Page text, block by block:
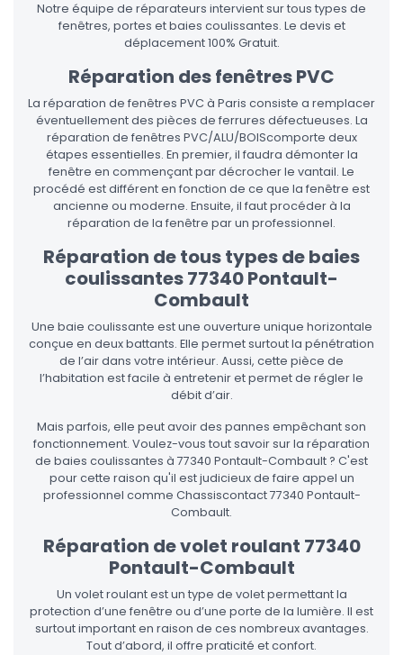
Notre équipe de réparateurs intervient sur tous types de
fenêtres, portes et baies coulissantes. Le devis et
déplacement 100% Gratuit.
Réparation des fenêtres PVC
La réparation de fenêtres PVC à Paris consiste a remplacer
éventuellement des pièces de ferrures défectueuses. La
réparation de fenêtres PVC/ALU/BOIScomporte deux
étapes essentielles. En premier, il faudra démonter la
fenêtre en commençant par décrocher le vantail. Le
procédé est différent en fonction de ce que la fenêtre est
ancienne ou moderne. Ensuite, il faut procéder à la
réparation de la fenêtre par un professionnel.
Réparation de tous types de baies
coulissantes 77340 Pontault-
Combault
Une baie coulissante est une ouverture unique horizontale
conçue en deux battants. Elle permet surtout la pénétration
de l’air dans votre intérieur. Aussi, cette pièce de
l’habitation est facile à entretenir et permet de régler le
débit d’air.
Mais parfois, elle peut avoir des pannes empêchant son
fonctionnement. Voulez-vous tout savoir sur la réparation
de baies coulissantes à 77340 Pontault-Combault ? C'est
pour cette raison qu'il est judicieux de faire appel un
professionnel comme Chassiscontact 77340 Pontault-
Combault.
Réparation de volet roulant 77340
Pontault-Combault
Un volet roulant est un type de volet permettant la
protection d’une fenêtre ou d’une porte de la lumière. Il est
surtout important en raison de ces nombreux avantages.
Tout d’abord, il offre praticité et confort.